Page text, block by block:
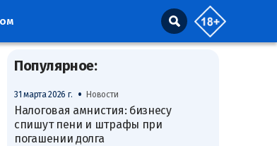
Популярное:
31 марта 2026 г. • Новости
Налоговая амнистия: бизнесу
спишут пени и штрафы при
погашении долга